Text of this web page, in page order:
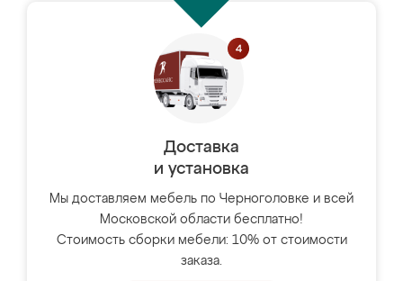
Доставка
и установка
Мы доставляем мебель по Черноголовке и всей
Московской области бесплатно!
Стоимость сборки мебели: 10% от стоимости
заказа.